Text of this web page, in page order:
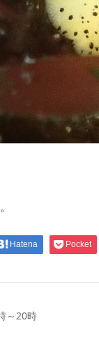
Hatena Pocket
～20時